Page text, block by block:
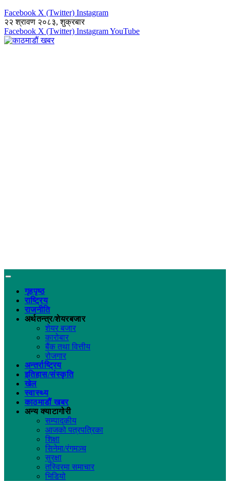
Facebook X (Twitter) Instagram
२२ श्रावण २०८३, शुक्रबार
Facebook X (Twitter) InstagramYouTube
गृहपृष्ठ
राष्ट्रिय
राजनीति
अर्थतन्त्र/शेयरबजार
शेयर बजार
कारोबार
बैंक तथा वित्तीय
रोजगार
अन्तर्राष्ट्रिय
इतिहास/संस्कृति
खेल
स्वास्थ्य
काठमाडौं खबर
अन्य क्याटागोरी
सम्पादकीय
आजको पत्रपत्रिका
शिक्षा
सिनेमा/रंगमञ्च
सुरक्षा
तस्विरमा समाचार
भिडियो